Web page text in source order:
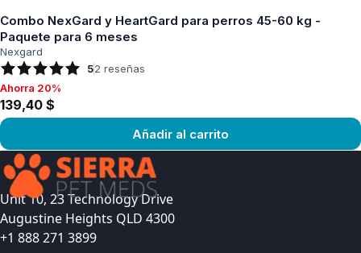
Combo NexGard y HeartGard para perros 45-60 kg -
Paquete para 6 meses
Nexgard
52 reseñas
Ahorra 20%, 139,40 $
Ahorra 20%
139,40 $
Añadir al carrito
Ver producto
Unit 10, 23 Technology Drive
Augustine Heights QLD 4300
+1 888 271 3899